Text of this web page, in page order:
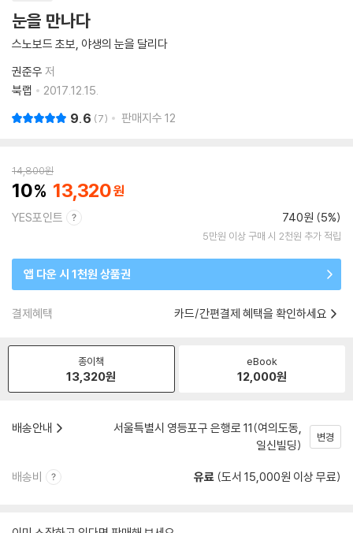
눈을 만나다
스노보드 초보, 야생의 눈을 달리다
권준우 저
북랩
2017.12.15.
9.6 7 판매지수 12
14,800원
10 13,320
YES포인트 740원 (5%)
5만원 이상 구매 시 2천원 추가 적립
앱 다운 시 1천원 상품권
결제혜택 카드/간편결제 혜택을 확인하세요
종이책
13,320원
eBook
12,000원
배송안내
서울특별시 영등포구 은행로 11(여의도동,
일신빌딩)
변경
배송비 유료 (도서 15,000원 이상 무료)